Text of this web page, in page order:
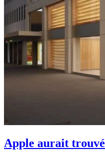
Apple aurait trouvé